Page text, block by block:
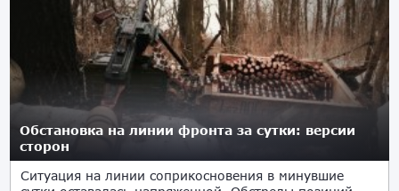
Обстановка на линии фронта за сутки: версии
сторон
Ситуация на линии соприкосновения в минувшие